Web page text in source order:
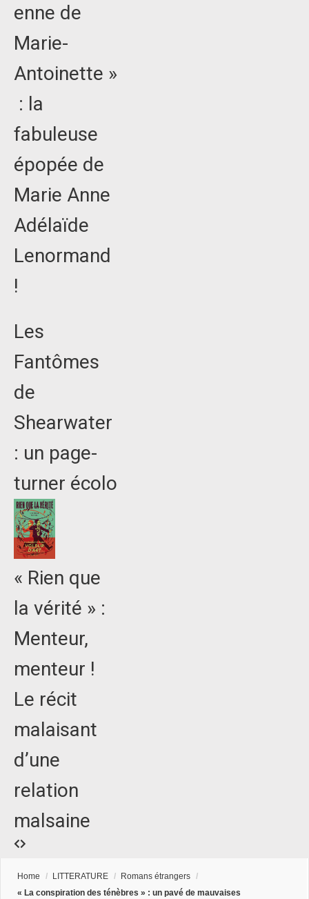
enne de
Marie-
Antoinette »
: la
fabuleuse
épopée de
Marie Anne
Adélaïde
Lenormand
!
Les
Fantômes
de
Shearwater
: un page-
turner écolo
« Rien que
la vérité » :
Menteur,
menteur !
Le récit
malaisant
d’une
relation
malsaine
Home / LITTERATURE / Romans étrangers /
« La conspiration des ténèbres » : un pavé de mauvaises